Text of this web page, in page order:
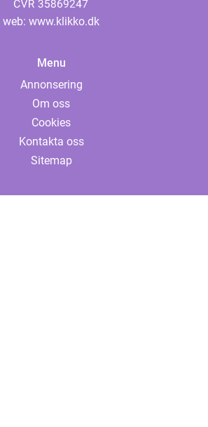
web: www.klikko.dk
Menu
Annonsering
Om oss
Cookies
Kontakta oss
Sitemap